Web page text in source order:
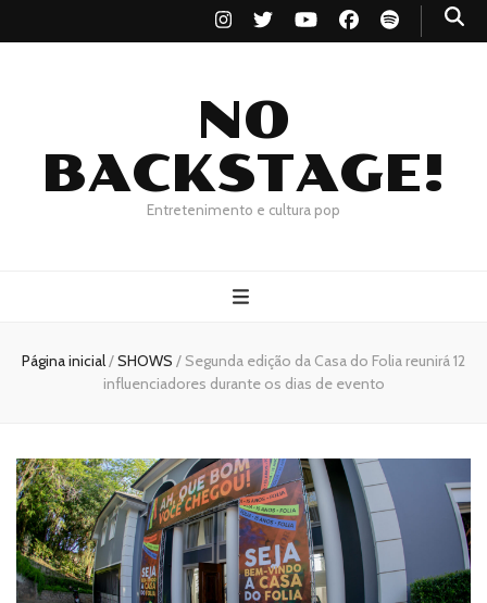
NO
BACKSTAGE!
Entretenimento e cultura pop
Página inicial/SHOWS / Segunda edição da Casa do Folia reunirá 12
influenciadores durante os dias de evento